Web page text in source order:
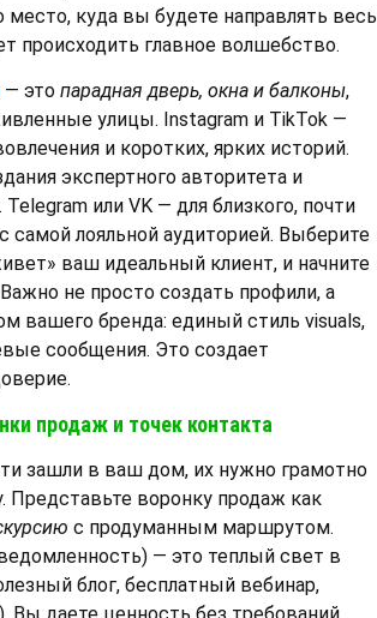
место, куда вы будете направлять весь
происходить главное волшебство.
— это парадная дверь, окна и балконы,
улицы. Instagram и TikTok —
и коротких, ярких историй.
экспертного авторитета и
Telegram или VK — для близкого, почти
самой лояльной аудиторией. Выберите
ваш идеальный клиент, и начните
не просто создать профили, а
вашего бренда: единый стиль visuals,
сообщения. Это создает
продаж и точек контакта
зашли в ваш дом, их нужно грамотно
Представьте воронку продаж как
с продуманным маршрутом.
— это теплый свет в
блог, бесплатный вебинар,
Вы даете ценность без требований,